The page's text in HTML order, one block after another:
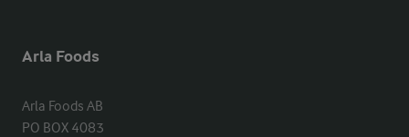
Arla Foods
Arla Foods AB
PO BOX 4083